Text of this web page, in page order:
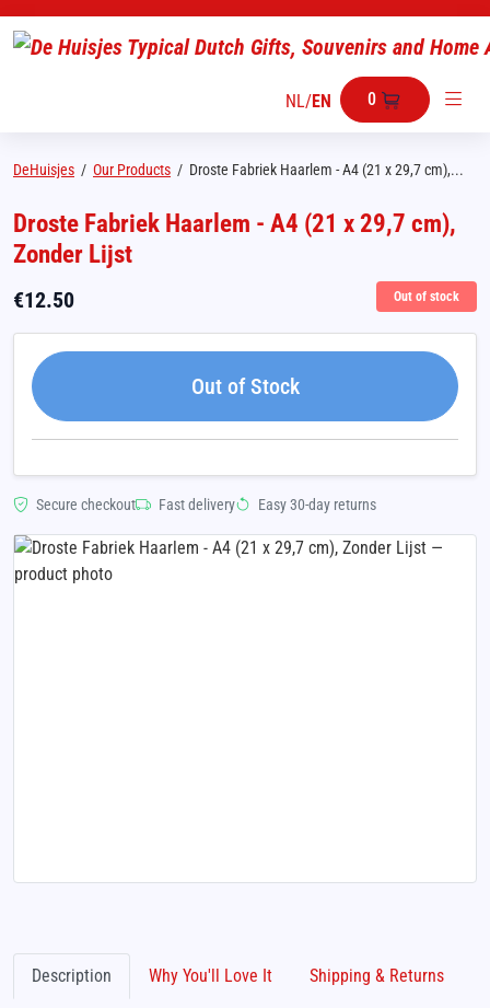
NL/EN 0
DeHuisjes / Our Products / Droste Fabriek Haarlem - A4 (21 x 29,7 cm),...
Droste Fabriek Haarlem - A4 (21 x 29,7 cm),
Zonder Lijst
€12.50 Out of stock
Out of Stock
Secure checkout Fast delivery Easy 30-day returns
Description Why You'll Love It Shipping & Returns